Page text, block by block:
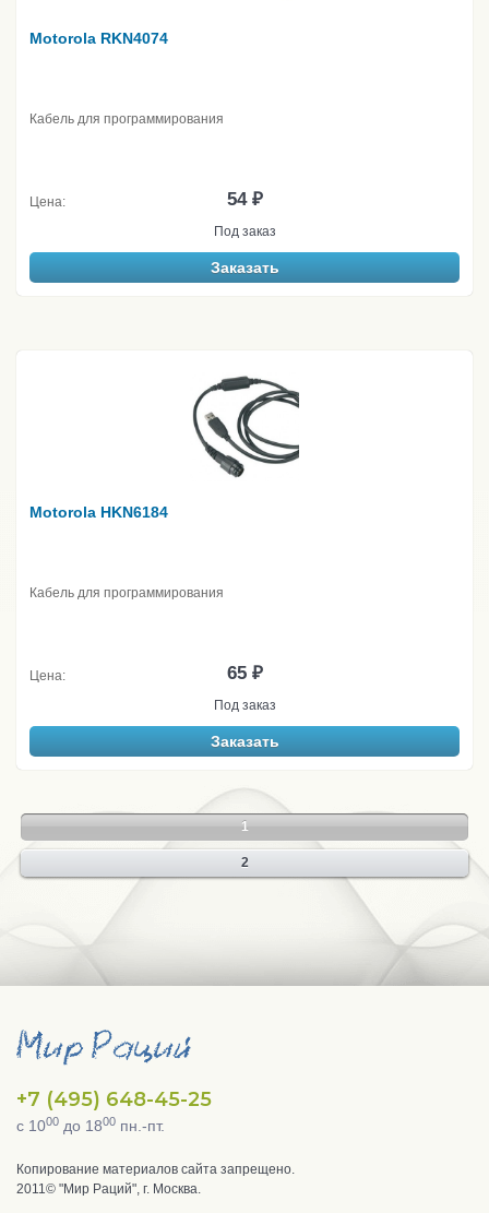
Motorola RKN4074
Кабель для программирования
Цена: 54 ₽
Под заказ
Заказать
Motorola HKN6184
Кабель для программирования
Цена: 65 ₽
Под заказ
Заказать
1
2
+7 (495) 648-45-25
с 1000 до 1800 пн.-пт.
Копирование материалов сайта запрещено.
2011© "Мир Раций", г. Москва.